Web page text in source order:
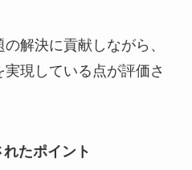
解決に貢献しながら、
現している点が評価さ
たポイント